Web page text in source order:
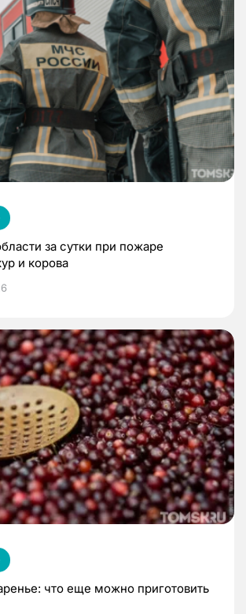
за сутки при пожаре
и корова
что еще можно приготовить